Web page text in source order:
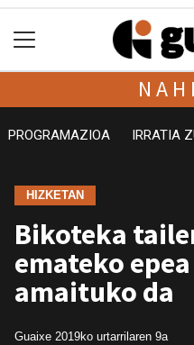
PROGRAMAZIOA IRRATIA
HIZKETAN
Bikoteka
emateko
amaituko da
Guaixe 2019ko urtarrilaren 9a